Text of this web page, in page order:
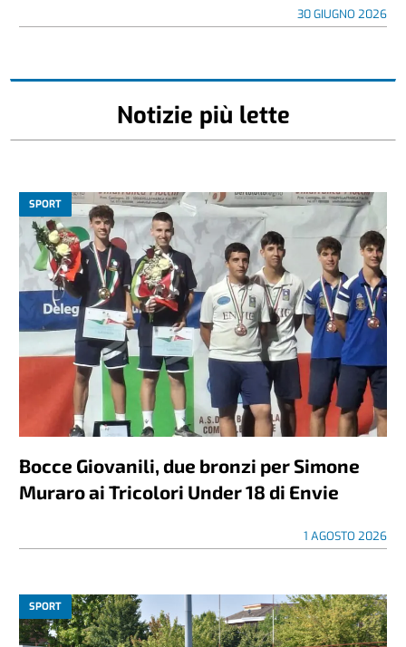
30 GIUGNO 2026
Notizie più lette
SPORT
Bocce Giovanili, due bronzi per Simone
Muraro ai Tricolori Under 18 di Envie
1 AGOSTO 2026
SPORT